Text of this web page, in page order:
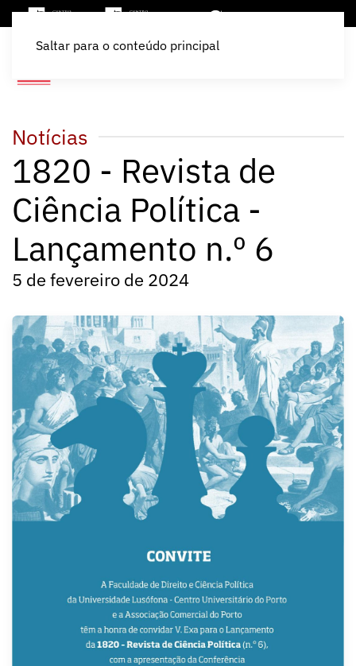
Saltar para o conteúdo principal
Notícias
1820 - Revista de
Ciência Política -
Lançamento n.º 6
5 de fevereiro de 2024